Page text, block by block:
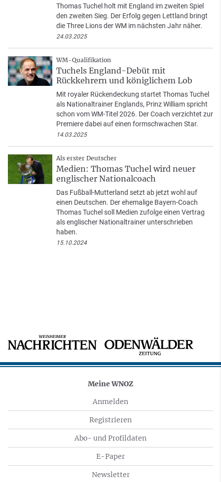
Thomas Tuchel holt mit England im zweiten Spiel
den zweiten Sieg. Der Erfolg gegen Lettland bringt
die Three Lions der WM im nächsten Jahr näher.
24.03.2025
WM-Qualifikation
Tuchels England-Debüt mit
Rückkehrern und königlichem Lob
Mit royaler Rückendeckung startet Thomas Tuchel
als Nationaltrainer Englands, Prinz William spricht
schon vom WM-Titel 2026. Der Coach verzichtet zur
Premiere dabei auf einen formschwachen Star.
14.03.2025
Als erster Deutscher
Medien: Thomas Tuchel wird neuer
englischer Nationalcoach
Das Fußball-Mutterland setzt ab jetzt wohl auf
einen Deutschen. Der ehemalige Bayern-Coach
Thomas Tuchel soll Medien zufolge einen Vertrag
als englischer Nationaltrainer unterschrieben
haben.
15.10.2024
Meine WNOZ
Anmelden
Registrieren
Abo- und Profildaten
E-Paper
Newsletter